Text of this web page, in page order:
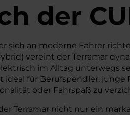
der
sich an moderne Fahrer
vereint der Terramar
im Alltag unterwegs
für Berufspendler,
oder Fahrspaß zu
Terramar nicht nur ein